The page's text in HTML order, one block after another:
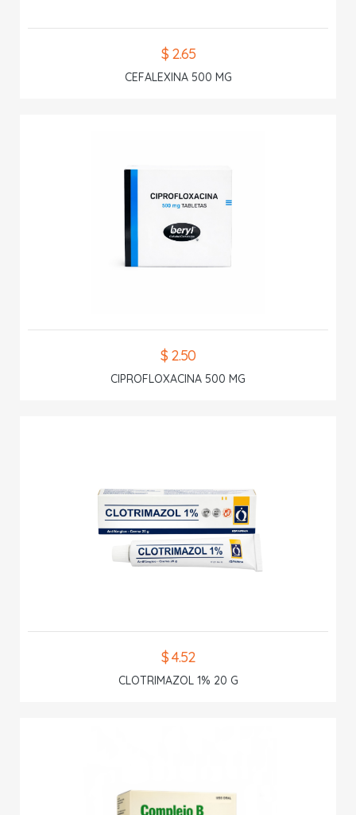
$ 2.65
CEFALEXINA 500 MG
$ 2.50
CIPROFLOXACINA 500 MG
$ 4.52
CLOTRIMAZOL 1% 20 G